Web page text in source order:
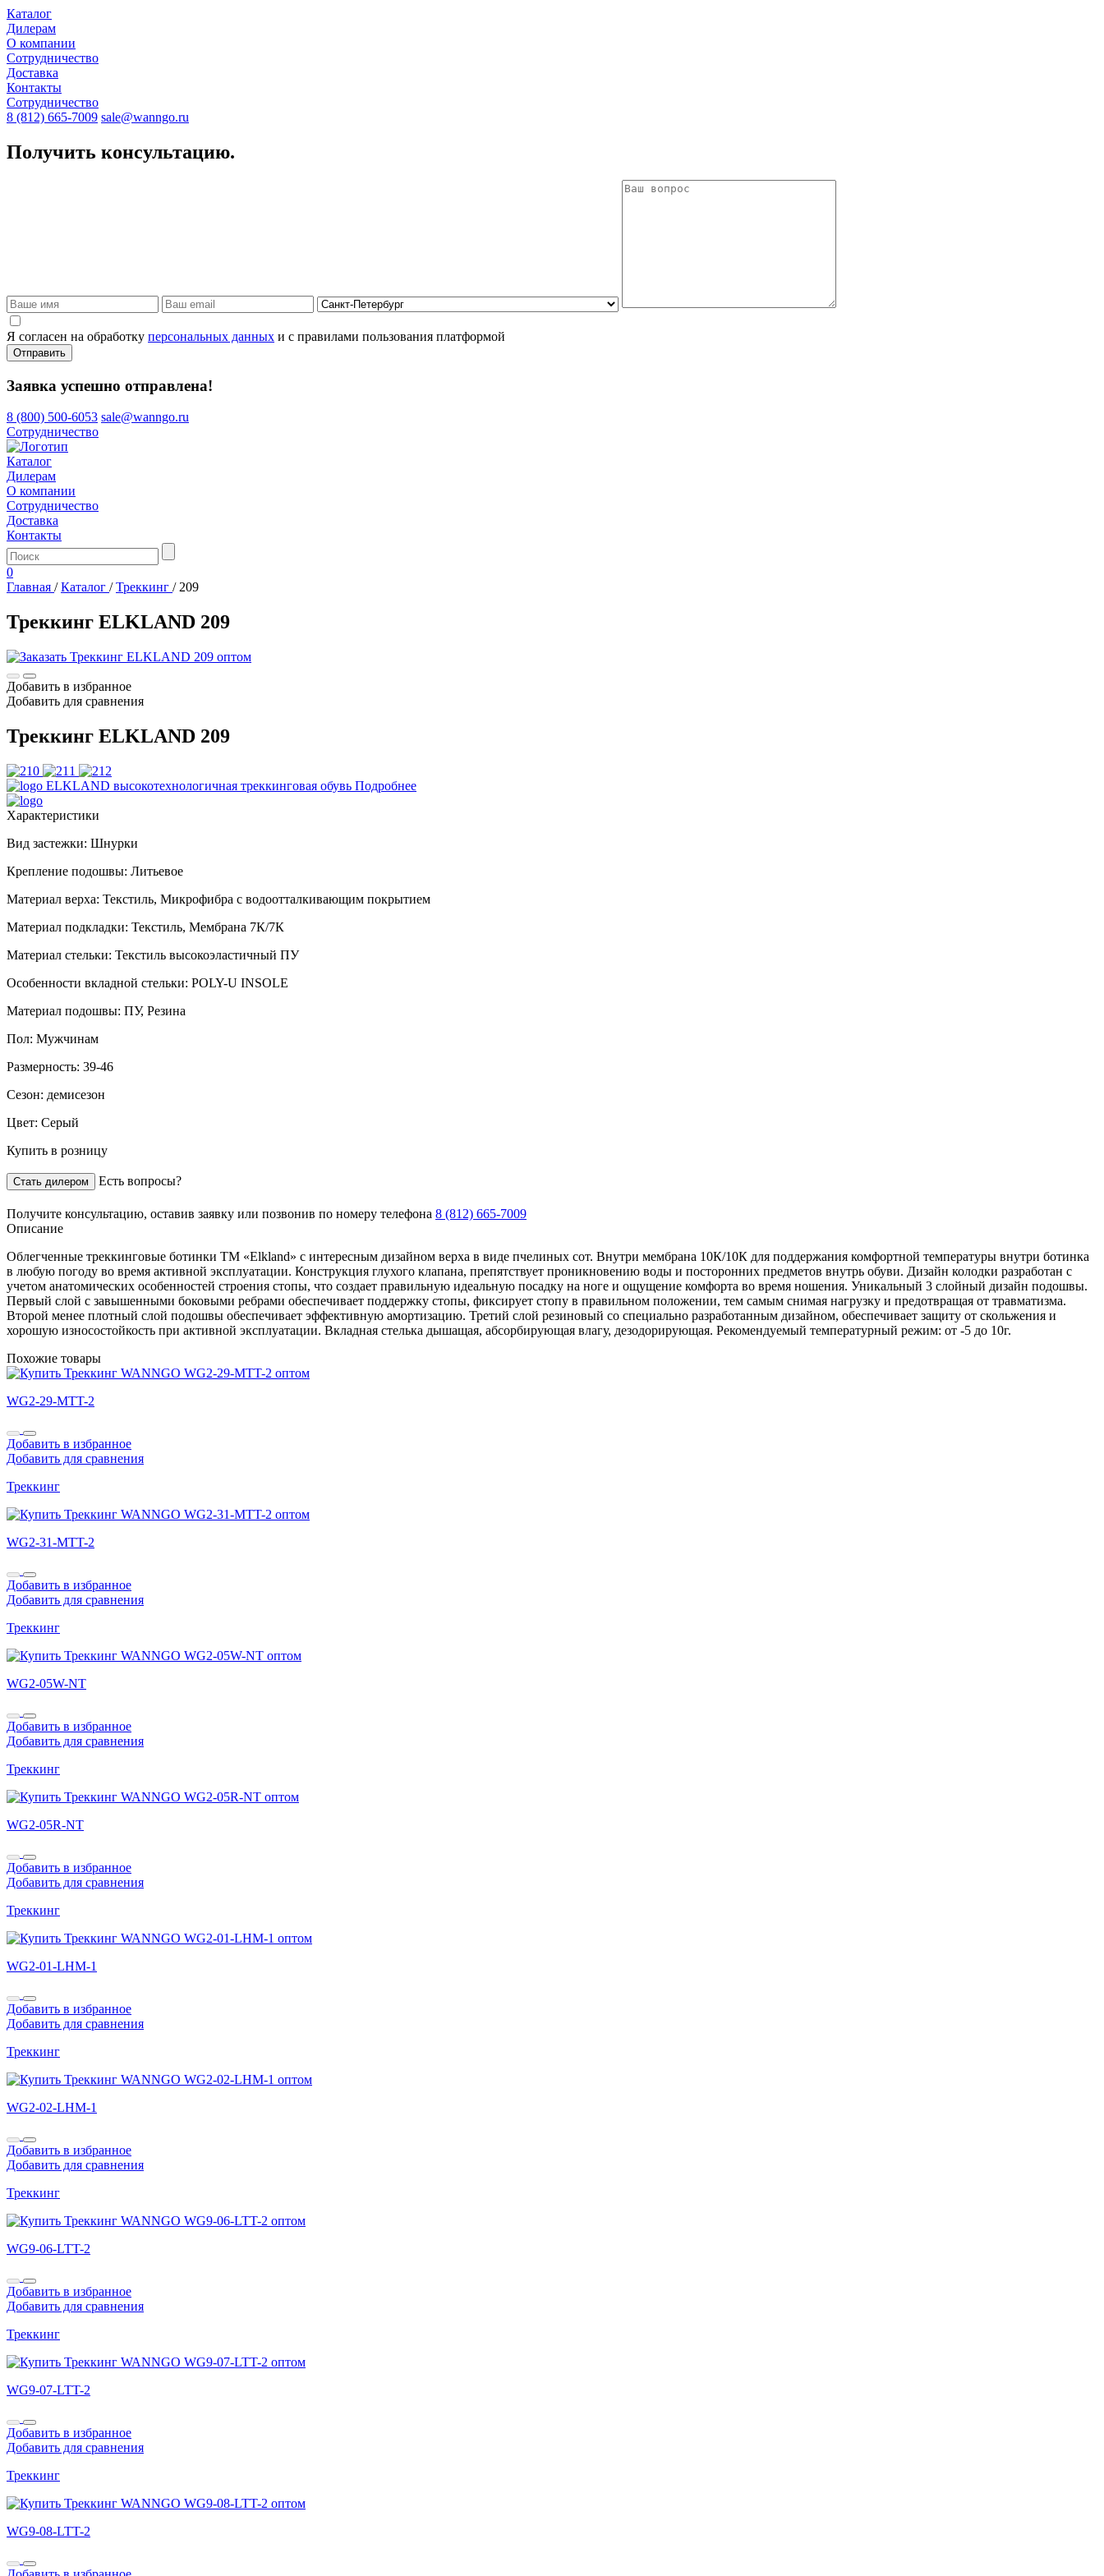
Каталог
Дилерам
О компании
Сотрудничество
Доставка
Контакты
Сотрудничество
8 (812) 665-7009 sale@wanngo.ru
Получить консультацию.
Я согласен на обработку персональных данных и с правилами пользования платформой
Отправить
Заявка успешно отправлена!
8 (800) 500-6053 sale@wanngo.ru
Сотрудничество
Каталог
Дилерам
О компании
Сотрудничество
Доставка
Контакты
0
Главная / Каталог / Треккинг / 209
Треккинг ELKLAND 209
Добавить в избранное
Добавить для сравнения
Треккинг ELKLAND 209
ELKLAND высокотехнологичная треккинговая обувь Подробнее
Характеристики
Вид застежки: Шнурки
Крепление подошвы: Литьевое
Материал верха: Текстиль, Микрофибра с водоотталкивающим покрытием
Материал подкладки: Текстиль, Мембрана 7К/7К
Материал стельки: Текстиль высокоэластичный ПУ
Особенности вкладной стельки: POLY-U INSOLE
Материал подошвы: ПУ, Резина
Пол: Мужчинам
Размерность: 39-46
Сезон: демисезон
Цвет: Серый
Купить в розницу
Стать дилером Есть вопросы?
Получите консультацию, оставив заявку или позвонив по номеру телефона 8 (812) 665-7009
Описание
Облегченные треккинговые ботинки ТМ «Elkland» с интересным дизайном верха в виде пчелиных сот. Внутри мембрана 10К/10К для поддержания комфортной температуры внутри ботинка
в любую погоду во время активной эксплуатации. Конструкция глухого клапана, препятствует проникновению воды и посторонних предметов внутрь обуви. Дизайн колодки разработан с
учетом анатомических особенностей строения стопы, что создает правильную идеальную посадку на ноге и ощущение комфорта во время ношения. Уникальный 3 слойный дизайн подошвы.
Первый слой с завышенными боковыми ребрами обеспечивает поддержку стопы, фиксирует стопу в правильном положении, тем самым снимая нагрузку и предотвращая от травматизма.
Второй менее плотный слой подошвы обеспечивает эффективную амортизацию. Третий слой резиновый со специально разработанным дизайном, обеспечивает защиту от скольжения и
хорошую износостойкость при активной эксплуатации. Вкладная стелька дышащая, абсорбирующая влагу, дезодорирующая. Рекомендуемый температурный режим: от -5 до 10г.
Похожие товары
WG2-29-MTT-2
Добавить в избранное
Добавить для сравнения
Треккинг
WG2-31-MTT-2
Добавить в избранное
Добавить для сравнения
Треккинг
WG2-05W-NT
Добавить в избранное
Добавить для сравнения
Треккинг
WG2-05R-NT
Добавить в избранное
Добавить для сравнения
Треккинг
WG2-01-LHM-1
Добавить в избранное
Добавить для сравнения
Треккинг
WG2-02-LHM-1
Добавить в избранное
Добавить для сравнения
Треккинг
WG9-06-LTT-2
Добавить в избранное
Добавить для сравнения
Треккинг
WG9-07-LTT-2
Добавить в избранное
Добавить для сравнения
Треккинг
WG9-08-LTT-2